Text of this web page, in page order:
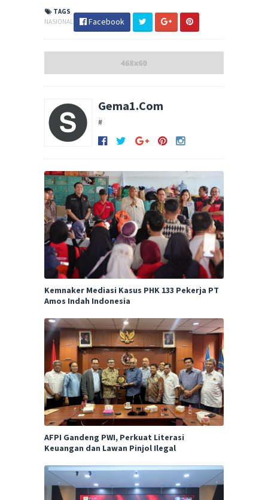
TAGS
NASIONAL
Facebook
Gema1.Com
#
Kemnaker Mediasi Kasus PHK 133 Pekerja PT
Amos Indah Indonesia
AFPI Gandeng PWI, Perkuat Literasi
Keuangan dan Lawan Pinjol Ilegal